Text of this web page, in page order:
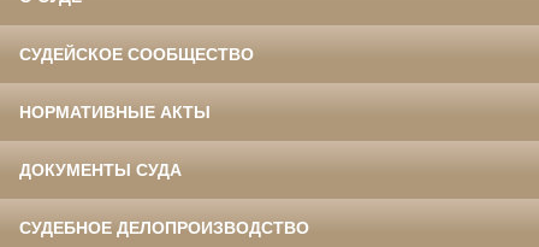
СУДЕЙСКОЕ СООБЩЕСТВО
НОРМАТИВНЫЕ АКТЫ
ДОКУМЕНТЫ СУДА
СУДЕБНОЕ ДЕЛОПРОИЗВОДСТВО